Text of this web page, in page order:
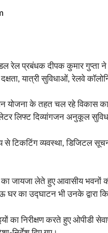
प्रबंधक दीपक कुमार गुप्ता ने
दक्षता, यात्री सुविधाओं, रेलवे
के तहत चल रहे विकास
लिफ्ट दिव्यांगजन अनुकूल
टिकटिंग व्यवस्था, डिजिटल
जायजा लेते हुए आवासीय भवनों
का उद्घाटन भी उनके द्वारा
का निरीक्षण करते हुए ओपीडी